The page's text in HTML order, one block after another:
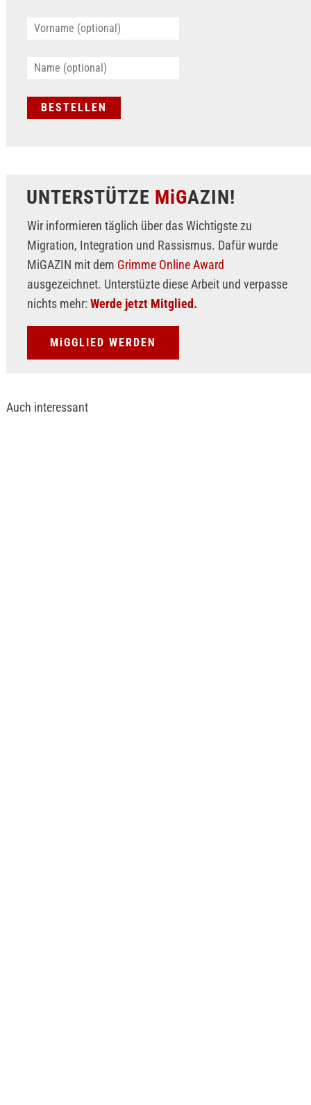
UNTERSTÜTZE MiGAZIN!
Wir informieren täglich über das Wichtigste zu
Migration, Integration und Rassismus. Dafür wurde
MiGAZIN mit dem Grimme Online Award
ausgezeichnet. Unterstüzte diese Arbeit und verpasse
nichts mehr: Werde jetzt Mitglied.
MiGGLIED WERDEN
Auch interessant